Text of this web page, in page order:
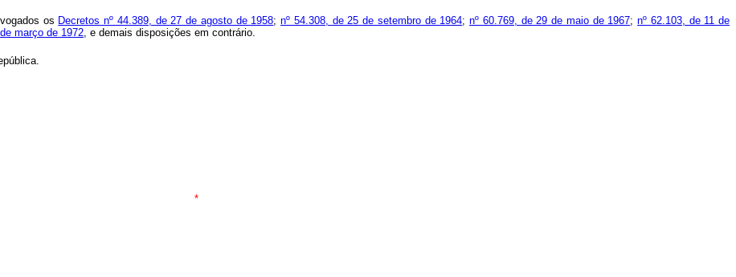
os Decretos nº 44.389, de 27 de agosto de 1958;nº 54.308, de 25 de setembro de 1964;nº 60.769, de 29 de maio de 1967;nº 62.103, de 11 de
março de 1972, e demais disposições em contrário.
*